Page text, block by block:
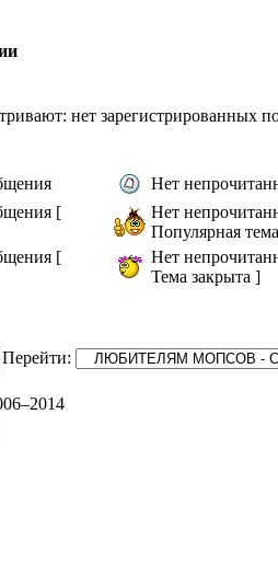
нет зарегистрированных
Нет
[
Нет
Популярная
[
Нет
Тема закрыта ]
Перейти: